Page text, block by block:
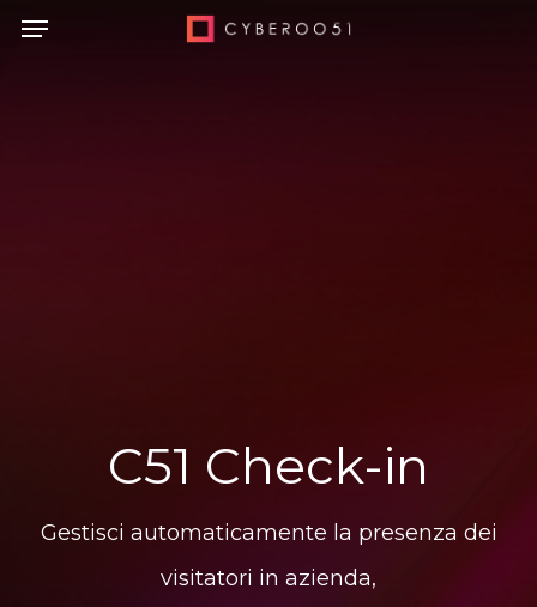
Skip
C51 Check-in
Gestisci automaticamente la presenza dei
visitatori in azienda,